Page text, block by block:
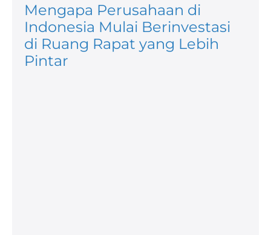
Mengapa Perusahaan di
Indonesia Mulai Berinvestasi
di Ruang Rapat yang Lebih
Pintar